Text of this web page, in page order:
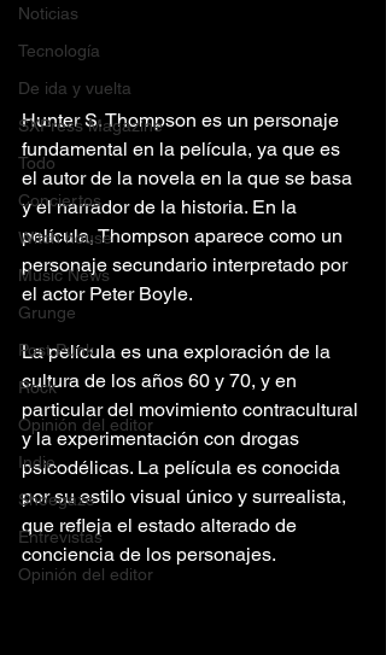
Noticias
Tecnología
De ida y vuelta
SXPress Magazine
Todo
Conciertos
Witch house
Music News
Grunge
Post Punk
Rock
Opinión del editor
Indie
Shoegaze
Entrevistas
Opinión del editor
Hunter S. Thompson es un personaje
fundamental en la película, ya que es
el autor de la novela en la que se basa
y el narrador de la historia. En la
película, Thompson aparece como un
personaje secundario interpretado por
el actor Peter Boyle.
La película es una exploración de la
cultura de los años 60 y 70, y en
particular del movimiento contracultural
y la experimentación con drogas
psicodélicas. La película es conocida
por su estilo visual único y surrealista,
que refleja el estado alterado de
conciencia de los personajes.